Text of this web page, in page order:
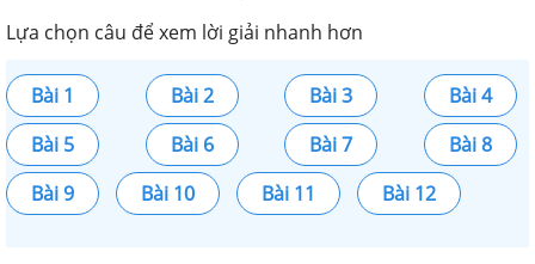
Lựa chọn câu để xem lời giải nhanh hơn
Bài 1 Bài 2 Bài 3
Bài 4
Bài 5
Bài 6 Bài 7
Bài 8
Bài 9
Bài 10 Bài 11 Bài 12